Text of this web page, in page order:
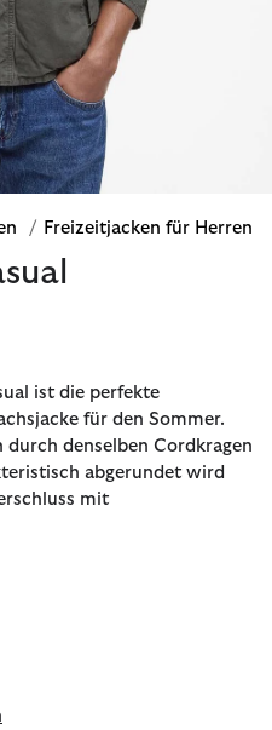
/ Freizeitjacken für Herren
ist die perfekte
für den Sommer.
durch denselben Cordkragen
abgerundet wird
mit